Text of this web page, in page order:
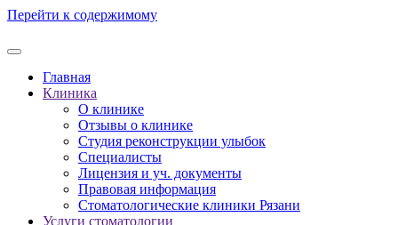
Перейти к содержимому
Главная
Клиника
О клинике
Отзывы о клинике
Студия реконструкции улыбок
Специалисты
Лицензия и уч. документы
Правовая информация
Стоматологические клиники Рязани
Услуги стоматологии